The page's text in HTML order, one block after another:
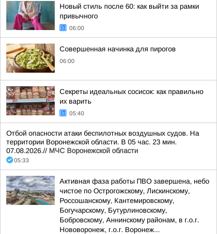
Новый стиль после 60: как выйти за рамки
привычного
06:00
Совершенная начинка для пирогов
06:00
Секреты идеальных сосисок: как правильно
их варить
05:40
Отбой опасности атаки беспилотных воздушных судов. На
территории Воронежской области. В 05 час. 23 мин.
07.08.2026.// МЧС Воронежской области
05:33
Активная фаза работы ПВО завершена, небо
чистое по Острогожскому, Лискинскому,
Россошанскому, Кантемировскому,
Богучарскому, Бутурлиновскому,
Бобровскому, Аннинскому районам, в г.о.г.
Нововоронеж, г.о.г. Воронеж...